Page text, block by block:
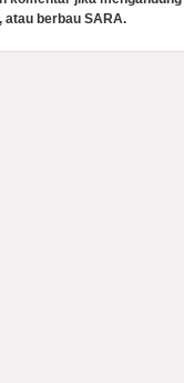
atau berbau SARA.